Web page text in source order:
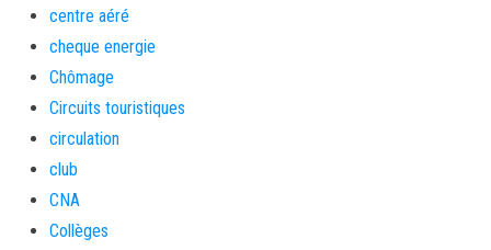
centre aéré
cheque energie
Chômage
Circuits touristiques
circulation
club
CNA
Collèges